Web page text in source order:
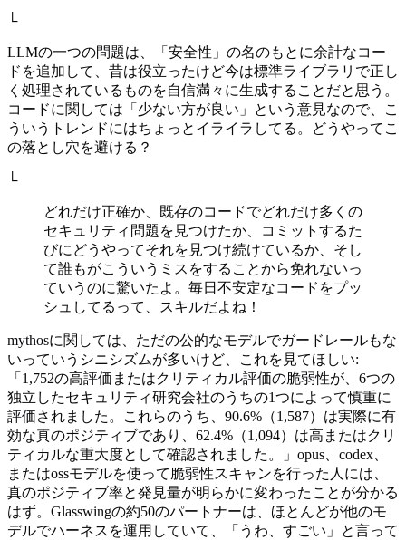
└
LLMの一つの問題は、「安全性」の名のもとに余計なコー
ドを追加して、昔は役立ったけど今は標準ライブラリで正し
く処理されているものを自信満々に生成することだと思う。
コードに関しては「少ない方が良い」という意見なので、こ
ういうトレンドにはちょっとイライラしてる。どうやってこ
の落とし穴を避ける？
└
どれだけ正確か、既存のコードでどれだけ多くの
セキュリティ問題を見つけたか、コミットするた
びにどうやってそれを見つけ続けているか、そし
て誰もがこういうミスをすることから免れないっ
ていうのに驚いたよ。毎日不安定なコードをプッ
シュしてるって、スキルだよね！
mythosに関しては、ただの公的なモデルでガードレールもな
いっていうシニシズムが多いけど、これを見てほしい:
「1,752の高評価またはクリティカル評価の脆弱性が、6つの
独立したセキュリティ研究会社のうちの1つによって慎重に
評価されました。これらのうち、90.6%（1,587）は実際に有
効な真のポジティブであり、62.4%（1,094）は高またはクリ
ティカルな重大度として確認されました。」opus、codex、
またはossモデルを使って脆弱性スキャンを行った人には、
真のポジティブ率と発見量が明らかに変わったことが分かる
はず。Glasswingの約50のパートナーは、ほとんどが他のモ
デルでハーネスを運用していて、「うわ、すごい」と言って